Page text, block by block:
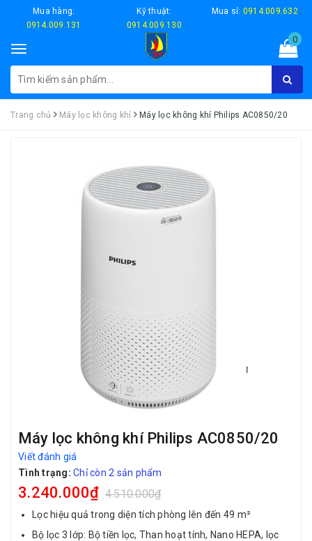
Mua hàng:
0914.009.131
Kỹ thuật:
0914.009.130
Mua sỉ: 0914.009.632
Toggle
navigation
0
Trang chủ Máy lọc không khí Máy lọc không khí Philips AC0850/20
Máy lọc không khí Philips AC0850/20
Viết đánh giá
Tình trạng: Chỉ còn 2 sản phẩm
3.240.000₫ 4.510.000₫
Lọc hiệu quả trong diện tích phòng lên đến 49 m²
Bộ lọc 3 lớp: Bộ tiền lọc, Than hoạt tính, Nano HEPA, lọc